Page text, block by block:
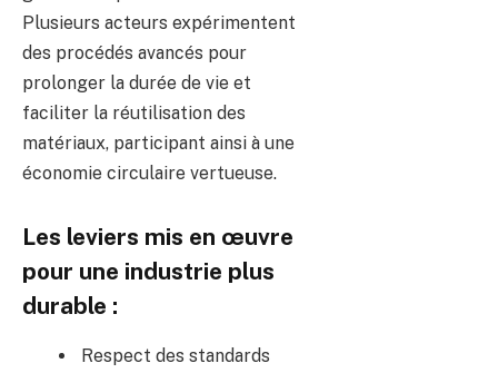
Plusieurs acteurs expérimentent
des procédés avancés pour
prolonger la durée de vie et
faciliter la réutilisation des
matériaux, participant ainsi à une
économie circulaire vertueuse.
Les leviers mis en œuvre
pour une industrie plus
durable :
Respect des standards